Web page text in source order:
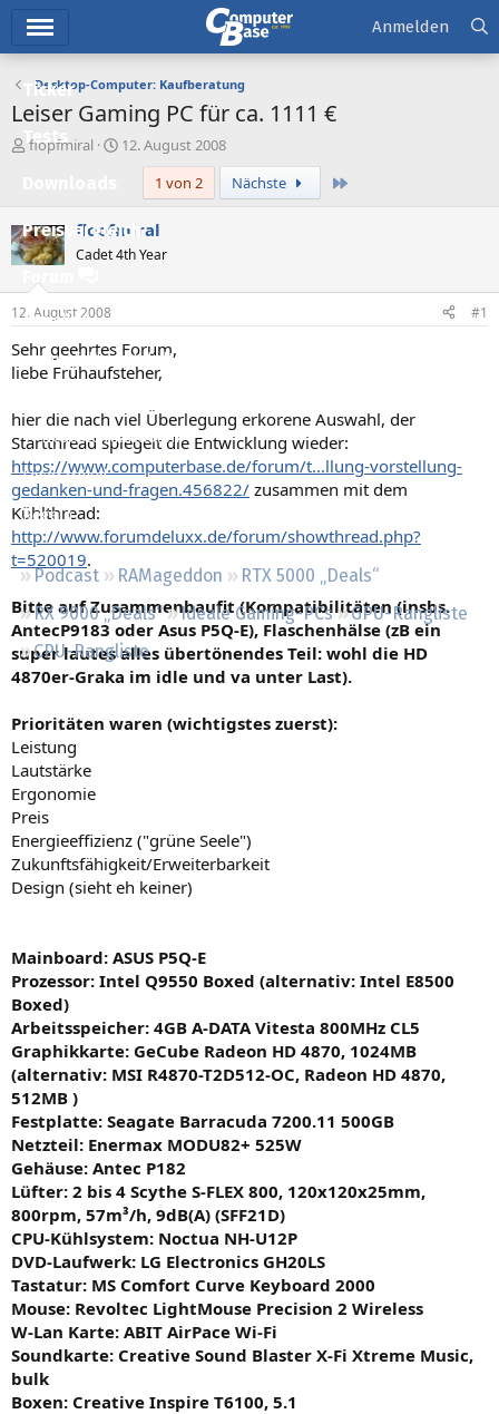
Ticker
Tests
Preisvergleich
Forum
Aktuelles
Empfohlene Inhalte
Neueste Aktivitäten
Leserartikel
Regeln
Podcast RAMageddon
RTX 5000 „Deals“
RX 9000 „Deals“
Ideale Gaming-PCs
GPU-Rangliste
CPU-Rangliste
Anmelden
Desktop-Computer: Kaufberatung
Leiser Gaming PC für ca. 1111 €
E
e
l
l
e
flopfmiral
E
e
l
m
12. August 2008
1 von 2
Nächste
flopfmiral
Cadet 4th Year
12. August 2008 #1
Sehr geehrtes Forum,
liebe Frühaufsteher,
hier die nach viel Überlegung erkorene Auswahl, der
Startthread spiegelt die Entwicklung wieder:
https://www.computerbase.de/forum/t...llung-vorstellung-
gedanken-und-fragen.456822/ zusammen mit dem
Kühlthread:
http://www.forumdeluxx.de/forum/showthread.php?
t=520019.
Bitte auf Zusammenbaufit (Kompatibilitäten (insbs.
AntecP9183 oder Asus P5Q-E), Flaschenhälse (zB ein
super lautes alles übertönendes Teil: wohl die HD
4870er-Graka im idle und va unter Last).
Prioritäten waren (wichtigstes zuerst):
Leistung
Lautstärke
Ergonomie
Preis
Energieeffizienz ("grüne Seele")
Zukunftsfähigkeit/Erweiterbarkeit
Design (sieht eh keiner)
Mainboard: ASUS P5Q-E
Prozessor: Intel Q9550 Boxed (alternativ: Intel E8500
Boxed)
Arbeitsspeicher: 4GB A-DATA Vitesta 800MHz CL5
Graphikkarte: GeCube Radeon HD 4870, 1024MB
(alternativ: MSI R4870-T2D512-OC, Radeon HD 4870,
512MB )
Festplatte: Seagate Barracuda 7200.11 500GB
Netzteil: Enermax MODU82+ 525W
Gehäuse: Antec P182
Lüfter: 2 bis 4 Scythe S-FLEX 800, 120x120x25mm,
800rpm, 57m³/h, 9dB(A) (SFF21D)
CPU-Kühlsystem: Noctua NH-U12P
DVD-Laufwerk: LG Electronics GH20LS
Tastatur: MS Comfort Curve Keyboard 2000
Mouse: Revoltec LightMouse Precision 2 Wireless
W-Lan Karte: ABIT AirPace Wi-Fi
Soundkarte: Creative Sound Blaster X-Fi Xtreme Music,
bulk
Boxen: Creative Inspire T6100, 5.1